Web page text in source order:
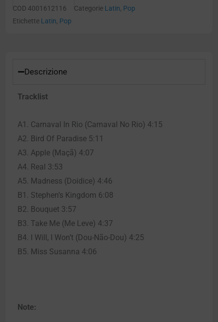
COD 4001612116 Categorie Latin, Pop
Etichette Latin, Pop
Descrizione
Tracklist
A1. Carnaval In Rio (Carnaval No Rio) 4:15
A2. Bird Of Paradise 5:11
A3. Apple (Maçã) 4:07
A4. Real 3:53
A5. Madness (Doidice) 4:46
B1. Stephen’s Kingdom 6:08
B2. Bouquet 3:57
B3. Take Me (Me Leve) 4:37
B4. I Will, I Won’t (Dou-Não-Dou) 4:25
B5. Miss Susanna 4:06
Note: